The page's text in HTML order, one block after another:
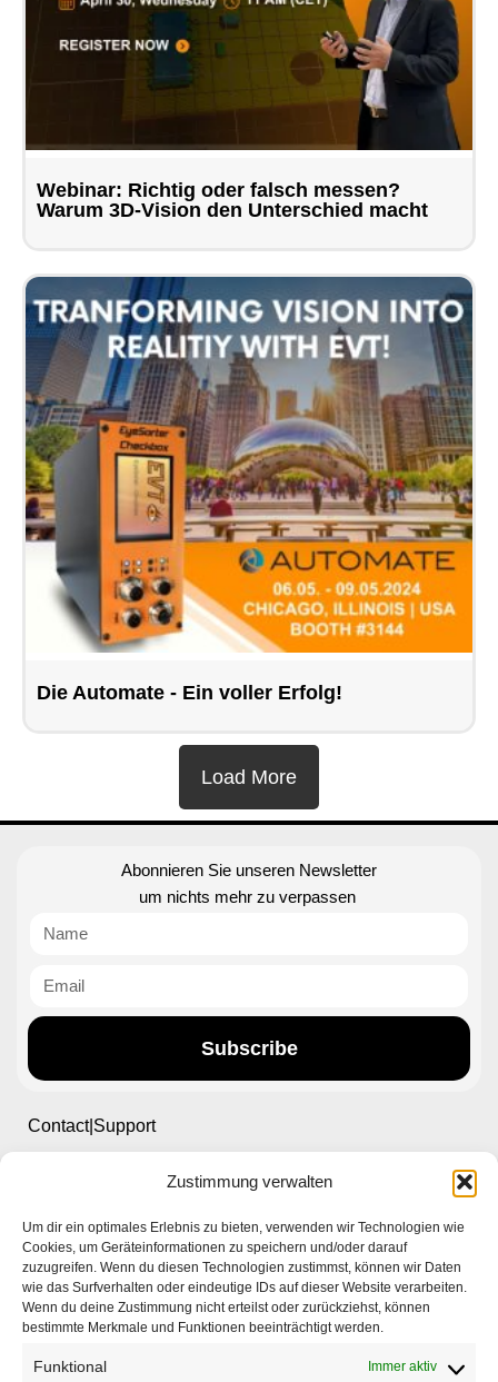
Zustimmung verwalten
Um dir ein optimales Erlebnis zu bieten, verwenden wir Technologien wie
Cookies, um Geräteinformationen zu speichern und/oder darauf
zuzugreifen. Wenn du diesen Technologien zustimmst, können wir Daten
wie das Surfverhalten oder eindeutige IDs auf dieser Website verarbeiten.
Wenn du deine Zustimmung nicht erteilst oder zurückziehst, können
bestimmte Merkmale und Funktionen beeinträchtigt werden.
Funktional Immer aktiv
Webinar: Richtig oder falsch messen?
Warum 3D-Vision den Unterschied macht
Die Automate - Ein voller Erfolg!
Load More
Abonnieren Sie unseren Newsletter
um nichts mehr zu verpassen
Subscribe
Contact|Support
Ettlinger Straße 59, 76137 Karlsruhe, Germany
+49 721 668004230
Startseite